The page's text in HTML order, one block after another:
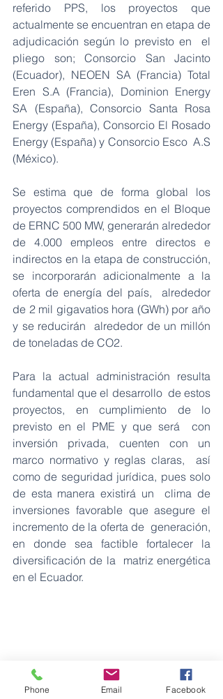
referido PPS, los proyectos que
actualmente se encuentran en etapa de
adjudicación según lo previsto en  el
pliego son; Consorcio San Jacinto
(Ecuador), NEOEN SA (Francia) Total
Eren S.A (Francia), Dominion Energy
SA (España), Consorcio Santa Rosa
Energy (España), Consorcio El Rosado
Energy (España) y Consorcio Esco  A.S
(México).
Se estima que de forma global los
proyectos comprendidos en el Bloque
de ERNC 500 MW, generarán alrededor
de 4.000 empleos entre directos e
indirectos en la etapa de construcción,
se incorporarán adicionalmente a la
oferta de energía del país,  alrededor
de 2 mil gigavatios hora (GWh) por año
y se reducirán  alrededor de un millón
de toneladas de CO2.
Para la actual administración resulta
fundamental que el desarrollo  de estos
proyectos, en cumplimiento de lo
previsto en el PME y que será  con
inversión privada, cuenten con un
marco normativo y reglas claras,  así
como de seguridad jurídica, pues solo
de esta manera existirá un  clima de
inversiones favorable que asegure el
incremento de la oferta de  generación,
en donde sea factible fortalecer la
diversificación de la  matriz energética
en el Ecuador.
Phone Email Facebook